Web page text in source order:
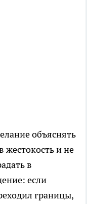
объяснять
жестокость и не
в
если
границы,